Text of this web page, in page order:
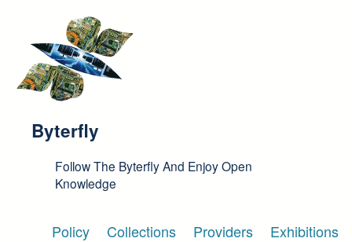
Byterfly
Follow The Byterfly And Enjoy Open
Knowledge
Policy Collections Providers Exhibitions